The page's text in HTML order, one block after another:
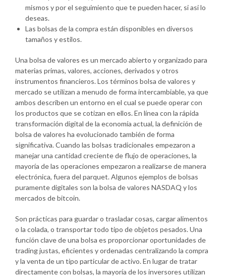
mismos y por el seguimiento que te pueden hacer, si asi lo
deseas.
Las bolsas de la compra están disponibles en diversos
tamaños y estilos.
Una bolsa de valores es un mercado abierto y organizado para
materias primas, valores, acciones, derivados y otros
instrumentos financieros. Los términos bolsa de valores y
mercado se utilizan a menudo de forma intercambiable, ya que
ambos describen un entorno en el cual se puede operar con
los productos que se cotizan en ellos. En línea con la rápida
transformación digital de la economía actual, la definición de
bolsa de valores ha evolucionado también de forma
significativa. Cuando las bolsas tradicionales empezaron a
manejar una cantidad creciente de flujo de operaciones, la
mayoría de las operaciones empezaron a realizarse de manera
electrónica, fuera del parquet. Algunos ejemplos de bolsas
puramente digitales son la bolsa de valores NASDAQ y los
mercados de bitcoin.
Son prácticas para guardar o trasladar cosas, cargar alimentos
o la colada, o transportar todo tipo de objetos pesados. Una
función clave de una bolsa es proporcionar oportunidades de
trading justas, eficientes y ordenadas centralizando la compra
y la venta de un tipo particular de activo. En lugar de tratar
directamente con bolsas, la mayoría de los inversores utilizan